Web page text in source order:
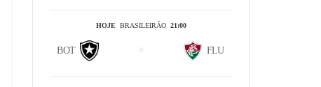
HOJE BRASILEIRÃO 21:00
BOT FLU